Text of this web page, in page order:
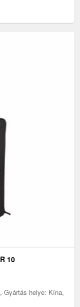
10
Gyártás helye: Kína,